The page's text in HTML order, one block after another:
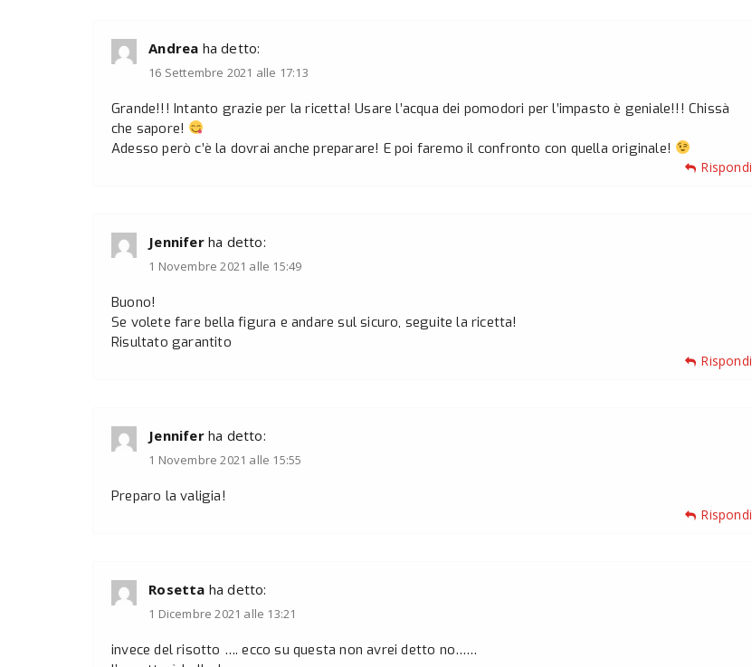
Andrea ha detto:
16 Settembre 2021 alle 17:13
Grande!!! Intanto grazie per la ricetta! Usare l’acqua dei pomodori per l’impasto è geniale!!! Chissà
che sapore!
Adesso però c’è la dovrai anche preparare! E poi faremo il confronto con quella originale!
Rispondi
Jennifer ha detto:
1 Novembre 2021 alle 15:49
Buono!
Se volete fare bella figura e andare sul sicuro, seguite la ricetta!
Risultato garantito
Rispondi
Jennifer ha detto:
1 Novembre 2021 alle 15:55
Preparo la valigia!
Rispondi
Rosetta ha detto:
1 Dicembre 2021 alle 13:21
invece del risotto …. ecco su questa non avrei detto no……